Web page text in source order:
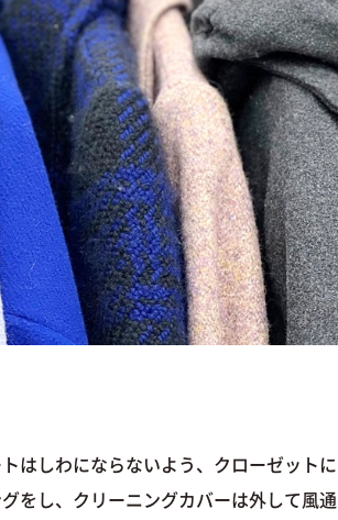
はしわにならないよう、クローゼットに
をし、クリーニングカバーは外して風通